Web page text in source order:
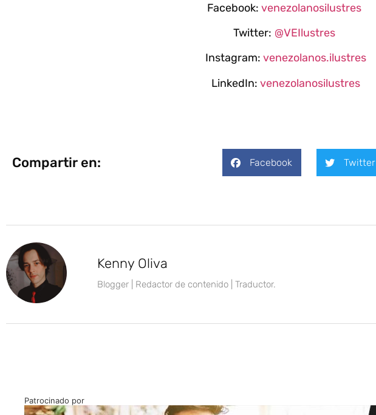
Facebook: venezolanosilustres
Twitter: @VEIlustres
Instagram: venezolanos.ilustres
LinkedIn: venezolanosilustres
Compartir en: Facebook Twitter
Kenny Oliva
Blogger | Redactor de contenido | Traductor.
Patrocinado por